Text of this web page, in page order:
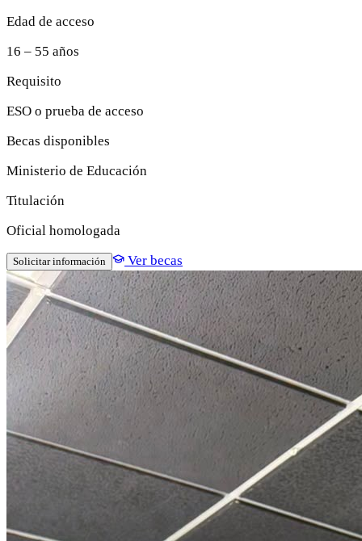
Edad de acceso
16 – 55 años
Requisito
ESO o prueba de acceso
Becas disponibles
Ministerio de Educación
Titulación
Oficial homologada
Solicitar información Ver becas